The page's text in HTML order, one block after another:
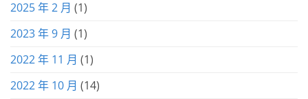
2025 年 2 月 (1)
2023 年 9 月 (1)
2022 年 11 月 (1)
2022 年 10 月 (14)